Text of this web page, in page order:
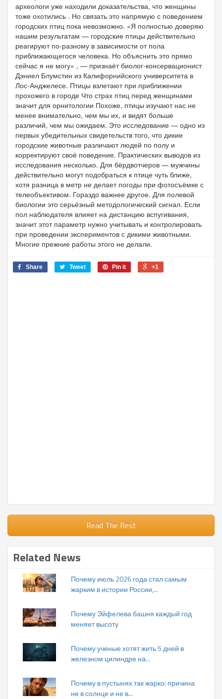
археологи уже находили доказательства, что женщины
тоже охотились . Но связать это напрямую с поведением
городских птиц пока невозможно. «Я полностью доверяю
нашим результатам — городские птицы действительно
реагируют по-разному в зависимости от пола
приближающегося человека. Но объяснить это прямо
сейчас я не могу» , — признаёт биолог-консервационист
Дэниел Блумстин из Калифорнийского университета в
Лос-Анджелесе. Птицы взлетают при приближении
прохожего в городе Что страх птиц перед женщинами
значит для орнитологии Похоже, птицы изучают нас не
менее внимательно, чем мы их, и видят больше
различий, чем мы ожидаем. Это исследование — одно из
первых убедительных свидетельств того, что дикие
городские животные различают людей по полу и
корректируют своё поведение. Практических выводов из
исследования несколько. Для бёрдвотчеров — мужчины
действительно могут подобраться к птице чуть ближе,
хотя разница в метр не делает погоды при фотосъёмке с
телеобъективом. Гораздо важнее другое. Для полевой
биологии это серьёзный методологический сигнал. Если
пол наблюдателя влияет на дистанцию вспугивания,
значит этот параметр нужно учитывать и контролировать
при проведении экспериментов с дикими животными.
Многие прежние работы этого не делали.
Share Tweet Pin it +1
Read The Rest
Related News
Почему июль 2026 года стал самым
жарким в истории России,...
Почему Эйфелева башня каждый год
меняет высоту
Почему ученые хотят жить 5 дней в
железном цилиндре на...
Почему в пустынях так жарко: причина
не в солнце и не в...